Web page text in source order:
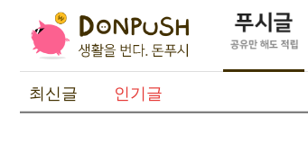
최신글 인기글